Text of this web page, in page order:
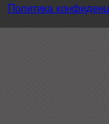
Политика